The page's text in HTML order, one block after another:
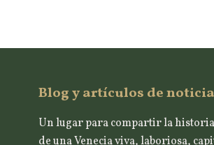
Blog y artículos de
Un lugar para compartir la historia
de una Venecia viva, laboriosa,